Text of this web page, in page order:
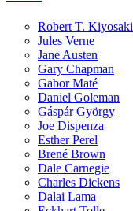
Robert T. Kiyosaki
Jules Verne
Jane Austen
Gary Chapman
Gabor Maté
Daniel Goleman
Gáspár György
Joe Dispenza
Esther Perel
Brené Brown
Dale Carnegie
Charles Dickens
Dalai Lama